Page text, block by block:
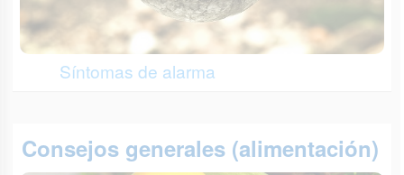
Síntomas de alarma
Consejos generales (alimentación)